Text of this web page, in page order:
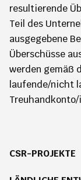
resultierende
Teil des
ausgegebene
Überschüsse
werden gemäß
laufende/nicht
CSR-PROJEKTE